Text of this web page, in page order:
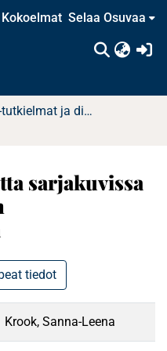
Kokoelmat Selaa Osuvaa
Pro gradu -tutkielmat ja diplomityöt
sarjakuvissa
tiedot
Krook, Sanna-Leena